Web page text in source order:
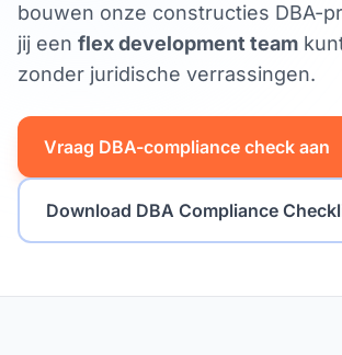
bouwen onze constructies DBA-
jij een flex development team
zonder juridische verrassingen.
Vraag DBA-compliance check aan
Download DBA Compliance